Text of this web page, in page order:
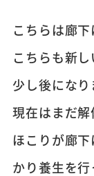
こちらは廊
こちらも新
少し後になり
現在はまだ解
ほこりが廊
かり養生を行